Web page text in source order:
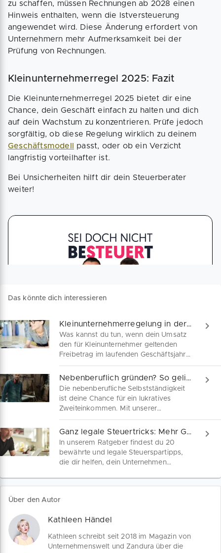
zu schaffen, müssen Rechnungen ab 2028 einen
Hinweis enthalten, wenn die Istversteuerung
angewendet wird. Diese Änderung erfordert von
Unternehmern mehr Aufmerksamkeit bei der
Prüfung von Rechnungen.
Kleinunternehmerregel 2025: Fazit
Die Kleinunternehmerregel 2025 bietet dir eine
Chance, dein Geschäft einfach zu halten und dich
auf dein Wachstum zu konzentrieren. Prüfe jedoch
sorgfältig, ob diese Regelung wirklich zu deinem
Geschäftsmodell
passt, oder ob ein Verzicht
langfristig vorteilhafter ist.
Bei Unsicherheiten hilft dir dein Steuerberater
weiter!
Das könnte dich interessieren
Kleinunternehmerregelung in der Praxis
Was kannst du tun, wenn dein Umsatz
den für Kleinunternehmer geltenden
Freibetrag im laufenden Geschäftsjahr
bereits überschritten hat? Wir geben
Tipps für einen partnerschaftlichen
Umgang mit den zuständigen
Behörden.
Nebenberuflich gründen? So gelingt dir der Einstieg!
Die nebenberufliche Selbstständigkeit
ist deine Chance für ein lukratives
Zweiteinkommen. Mit unserer
kostenlosen Businessplan Vorlage
startest du deine Geschäftsidee
risikoarm und erhältst alle wichtigen
Infos zur nebenberuflichen
Selbstständigkeit – inklusive Muster-
Ganz legale Steuertricks: Mehr Geld für Selbständige!
In unserem Ratgeber findest du 20
bewährte und legale Steuerspartipps,
die dir helfen, dein Unternehmen
Über den Autor
Kathleen Händel
Kathleen schreibt seit 2018 im Magazin von
Unternehmenswelt und Zandura über die